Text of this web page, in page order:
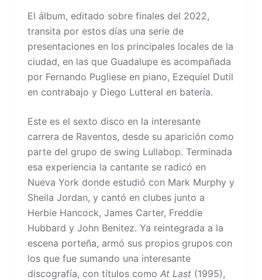
El álbum, editado sobre finales del 2022,
transita por estos días una serie de
presentaciones en los principales locales de la
ciudad, en las que Guadalupe es acompañada
por Fernando Pugliese en piano, Ezequiel Dutil
en contrabajo y Diego Lutteral en batería.
Este es el sexto disco en la interesante
carrera de Raventos, desde su aparición como
parte del grupo de swing Lullabop. Terminada
esa experiencia la cantante se radicó en
Nueva York donde estudió con Mark Murphy y
Sheila Jordan, y cantó en clubes junto a
Herbie Hancock, James Carter, Freddie
Hubbard y John Benitez. Ya reintegrada a la
escena porteña, armó sus propios grupos con
los que fue sumando una interesante
discografía, con títulos como At Last (1995),